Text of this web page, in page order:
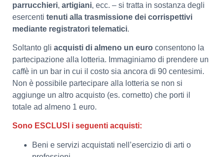
parrucchieri, artigiani, ecc. – si tratta in sostanza degli
esercenti tenuti alla trasmissione dei corrispettivi
mediante registratori telematici.
Soltanto gli acquisti di almeno un euro consentono la
partecipazione alla lotteria. Immaginiamo di prendere un
caffè in un bar in cui il costo sia ancora di 90 centesimi.
Non è possibile partecipare alla lotteria se non si
aggiunge un altro acquisto (es. cornetto) che porti il
totale ad almeno 1 euro.
Sono ESCLUSI i seguenti acquisti:
Beni e servizi acquistati nell’esercizio di arti o